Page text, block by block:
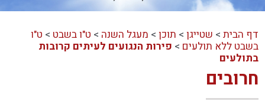
דף הבית > שטייגן > תוכן > מעגל השנה > ט"ו בשבט > ט"ו
בשבט ללא תולעים > פירות הנגועים לעיתים קרובות
בתולעים
חרובים